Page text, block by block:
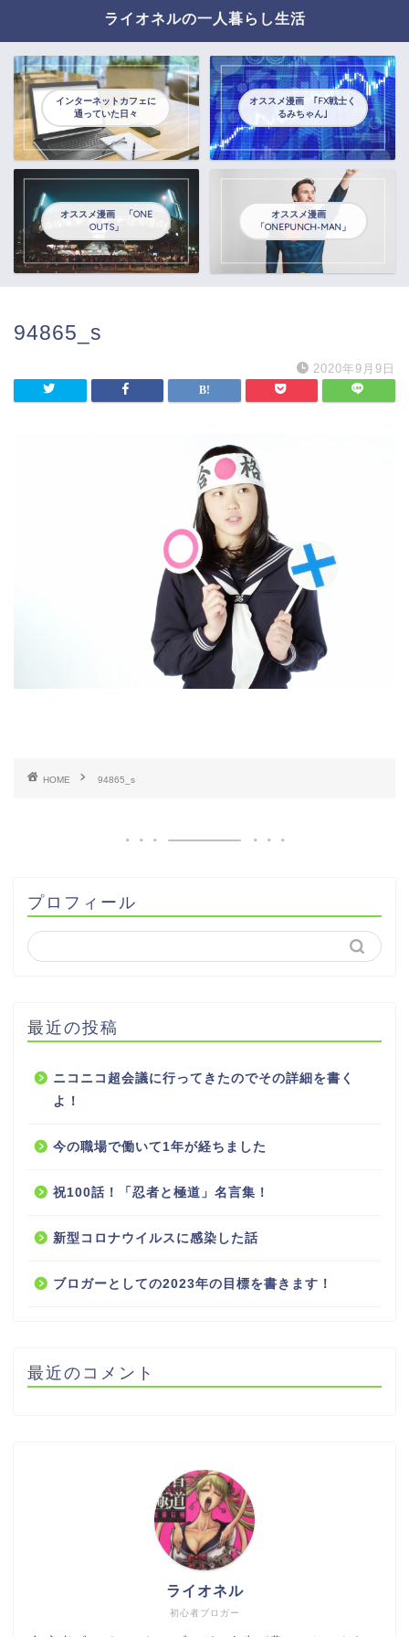
ライオネルの一人暮らし生活
インターネットカフェに
通っていた日々
オススメ漫画 ｢FX戦士く
るみちゃん｣
オススメ漫画 「ONE
OUTS」
オススメ漫画
「ONEPUNCH-MAN」
94865_s
2020年9月9日
HOME 94865_s
プロフィール
最近の投稿
ニコニコ超会議に行ってきたのでその詳細を書く
よ！
今の職場で働いて1年が経ちました
祝100話！「忍者と極道」名言集！
新型コロナウイルスに感染した話
ブロガーとしての2023年の目標を書きます！
最近のコメント
初心者ブロガー
ライオネル